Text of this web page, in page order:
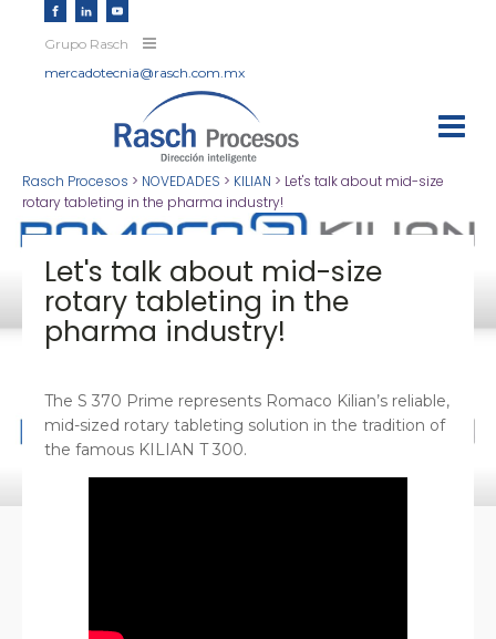
Grupo Rasch
mercadotecnia@rasch.com.mx
Rasch Procesos > NOVEDADES > KILIAN > Let's talk about mid-size
rotary tableting in the pharma industry!
Let's talk about mid-size
rotary tableting in the
pharma industry!
The S 370 Prime represents Romaco Kilian’s reliable,
mid-sized rotary tableting solution in the tradition of
the famous KILIAN T 300.